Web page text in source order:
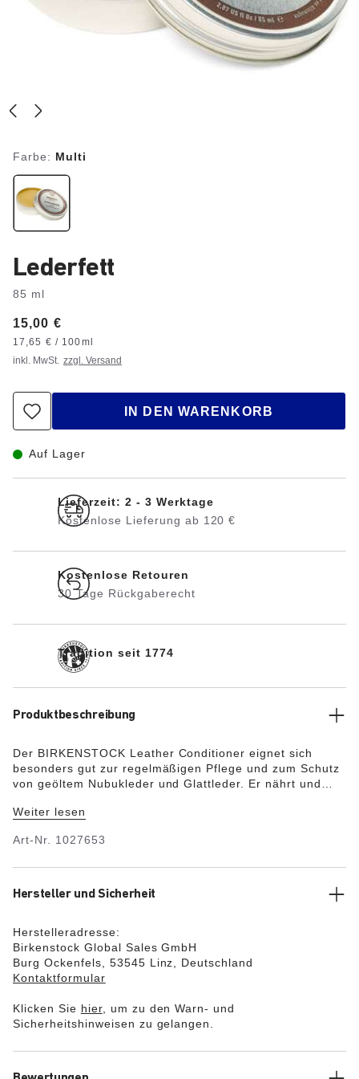
Farbe: Multi
Lederfett
85 ml
Price:
15,00 €
Preis
pro
Einheit:
17,65 € / 100ml
inkl. MwSt. zzgl. Versand
IN DEN WARENKORB
Auf Lager
Lieferzeit: 2 - 3 Werktage
Kostenlose Lieferung ab 120 €
Kostenlose Retouren
30 Tage Rückgaberecht
Tradition seit 1774
Produktbeschreibung
Der BIRKENSTOCK Leather Conditioner eignet sich
besonders gut zur regelmäßigen Pflege und zum Schutz
von geöltem Nubukleder und Glattleder. Er nährt und
Leder wieder weich und geschmeidig.
Weiter lesen
Art-Nr. 1027653
Hersteller und Sicherheit
Herstelleradresse:
Birkenstock Global Sales GmbH
Burg Ockenfels, 53545 Linz, Deutschland
Kontaktformular
Klicken Sie hier, um zu den Warn- und
Sicherheitshinweisen zu gelangen.